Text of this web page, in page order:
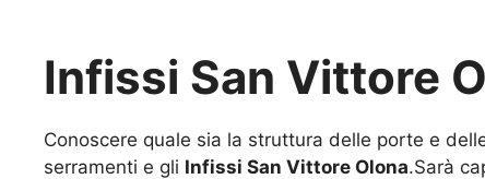
Infissi San Vittore
Conoscere quale sia la struttura delle porte e
serramenti e gli Infissi San Vittore Olona.Sarà